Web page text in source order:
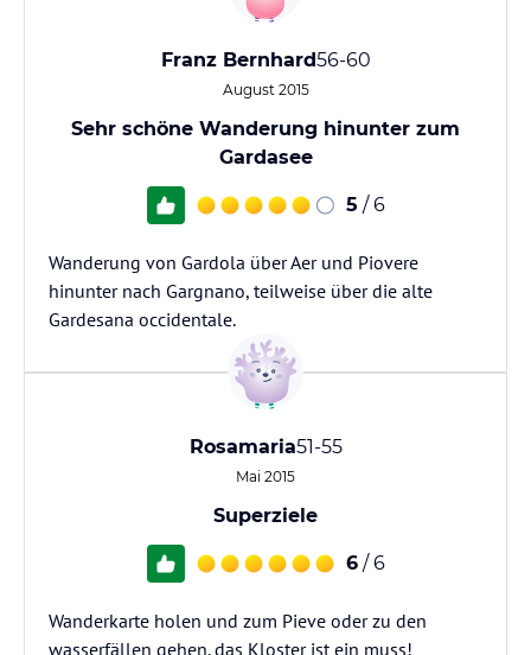
Franz Bernhard56-60
August 2015
Sehr schöne Wanderung hinunter zum
Gardasee
5 / 6
Wanderung von Gardola über Aer und Piovere
hinunter nach Gargnano, teilweise über die alte
Gardesana occidentale.
Rosamaria51-55
Mai 2015
Superziele
6 / 6
Wanderkarte holen und zum Pieve oder zu den
wasserfällen gehen. das Kloster ist ein muss!